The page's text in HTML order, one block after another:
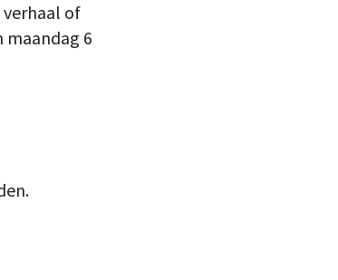
verhaal of
maandag 6